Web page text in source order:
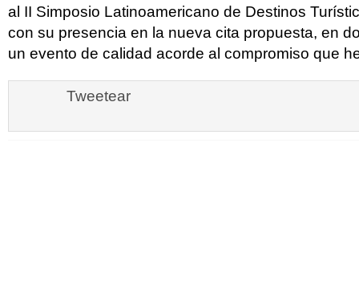
al II Simposio Latinoamericano de Destinos
con su presencia en la nueva cita propuesta, en
un evento de calidad acorde al compromiso que
Tweetear